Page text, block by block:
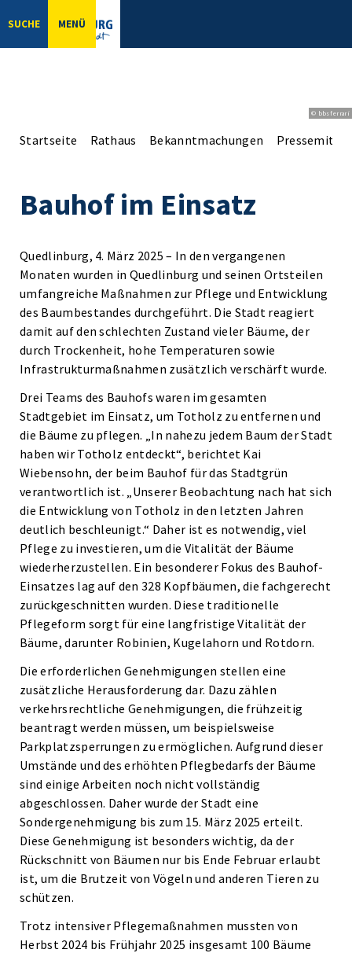
SUCHE MENÜ
© bbsferrari
Startseite Rathaus Bekanntmachungen
Bauhof im Einsatz
Quedlinburg, 4. März 2025 – In den vergangenen
Monaten wurden in Quedlinburg und seinen Ortsteilen
umfangreiche Maßnahmen zur Pflege und Entwicklung
des Baumbestandes durchgeführt. Die Stadt reagiert
damit auf den schlechten Zustand vieler Bäume, der
durch Trockenheit, hohe Temperaturen sowie
Infrastrukturmaßnahmen zusätzlich verschärft wurde.
Drei Teams des Bauhofs waren im gesamten
Stadtgebiet im Einsatz, um Totholz zu entfernen und
die Bäume zu pflegen. „In nahezu jedem Baum der Stadt
haben wir Totholz entdeckt“, berichtet Kai
Wiebensohn, der beim Bauhof für das Stadtgrün
verantwortlich ist. „Unserer Beobachtung nach hat sich
die Entwicklung von Totholz in den letzten Jahren
deutlich beschleunigt.“ Daher ist es notwendig, viel
Pflege zu investieren, um die Vitalität der Bäume
wiederherzustellen. Ein besonderer Fokus des Bauhof-
Einsatzes lag auf den 328 Kopfbäumen, die fachgerecht
zurückgeschnitten wurden. Diese traditionelle
Pflegeform sorgt für eine langfristige Vitalität der
Bäume, darunter Robinien, Kugelahorn und Rotdorn.
Die erforderlichen Genehmigungen stellen eine
zusätzliche Herausforderung dar. Dazu zählen
verkehrsrechtliche Genehmigungen, die frühzeitig
beantragt werden müssen, um beispielsweise
Parkplatzsperrungen zu ermöglichen. Aufgrund dieser
Umstände und des erhöhten Pflegbedarfs der Bäume
sind einige Arbeiten noch nicht vollständig
abgeschlossen. Daher wurde der Stadt eine
Sondergenehmigung bis zum 15. März 2025 erteilt.
Diese Genehmigung ist besonders wichtig, da der
Rückschnitt von Bäumen nur bis Ende Februar erlaubt
ist, um die Brutzeit von Vögeln und anderen Tieren zu
schützen.
Trotz intensiver Pflegemaßnahmen mussten von
Herbst 2024 bis Frühjahr 2025 insgesamt 100 Bäume